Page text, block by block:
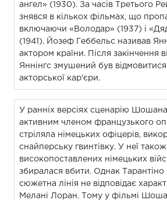
ангел» (1930). За часів Третього
знявся в кількох фільмах, що
включаючи «Володар» (1937) і
(1941). Йозеф Геббельс називав
актором країни. Після закінчення
Яннінгс змушений був
акторської кар'єри.
У ранніх версіях сценарію
активним членом французького
стріляла німецьких офіцерів,
снайперську гвинтівку. У неї
високопоставлених німецьких
збиралася вбити. Однак
сюжетна лінія не відповідає
Мелані Лоран. Тому у фільмі